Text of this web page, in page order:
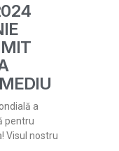
a
pentru
Visul nostru